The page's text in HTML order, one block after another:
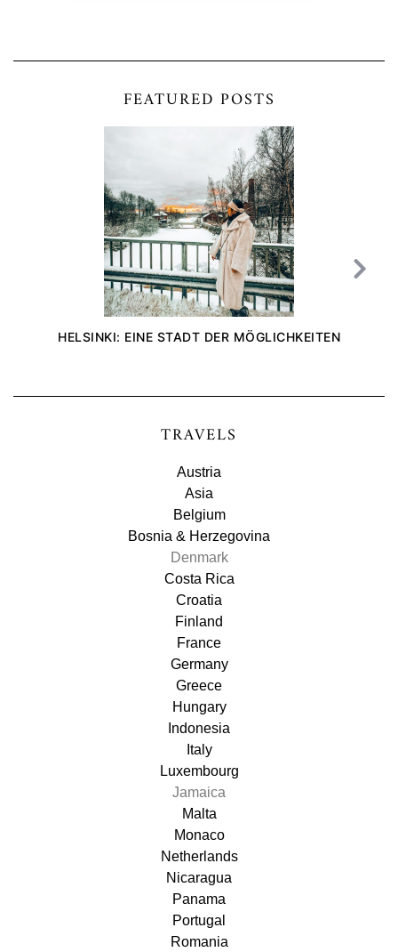
FEATURED POSTS
HELSINKI: EINE STADT DER MÖGLICHKEITEN
TRAVELS
Austria
Asia
Belgium
Bosnia & Herzegovina
Denmark
Costa Rica
Croatia
Finland
France
Germany
Greece
Hungary
Indonesia
Italy
Luxembourg
Jamaica
Malta
Monaco
Netherlands
Nicaragua
Panama
Portugal
Romania